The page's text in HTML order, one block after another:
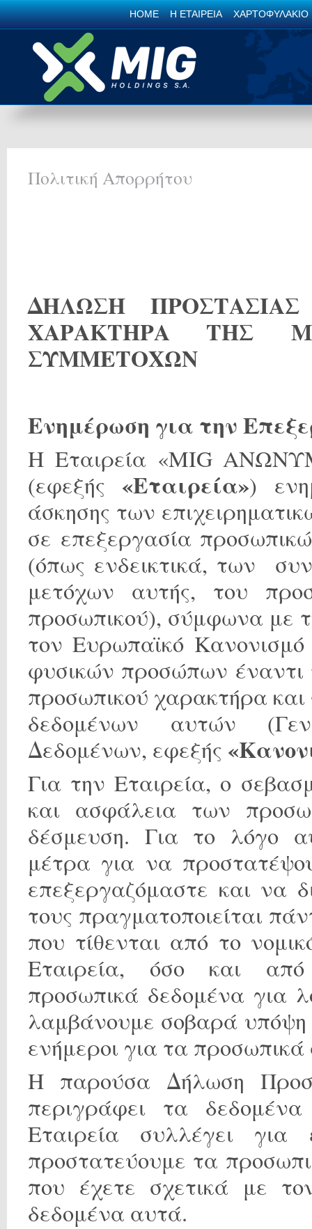
HOME Η ΕΤΑΙΡΕΙΑ ΧΑΡΤΟΦΥΛΑΚΙΟ
Πολιτική Απορρήτου
ΔΗΛΩΣΗ
ΧΑΡΑΚΤΗΡΑ ΤΗΣ
ΣΥΜΜΕΤΟΧΩΝ
Ενημέρωση για την
Η Εταιρεία «MIG
(εφεξής «Εταιρεία»)
άσκησης των
σε επεξεργασία
(όπως ενδεικτικά, των
μετόχων αυτής, του
προσωπικού), σύμφωνα με
τον Ευρωπαϊκό
φυσικών προσώπων έναντι
προσωπικού χαρακτήρα
δεδομένων αυτών
Δεδομένων, εφεξής
Για την Εταιρεία, ο
και ασφάλεια των
δέσμευση. Για το λόγο
μέτρα για να
επεξεργαζόμαστε και να
τους πραγματοποιείται
που τίθενται από το
Εταιρεία, όσο και από
προσωπικά δεδομένα για
λαμβάνουμε σοβαρά υπόψη
ενήμεροι για τα
Η παρούσα Δήλωση
περιγράφει τα
Εταιρεία συλλέγει για
προστατεύουμε τα
που έχετε σχετικά με
δεδομένα αυτά.